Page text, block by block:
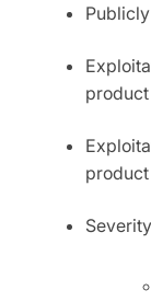
Severity